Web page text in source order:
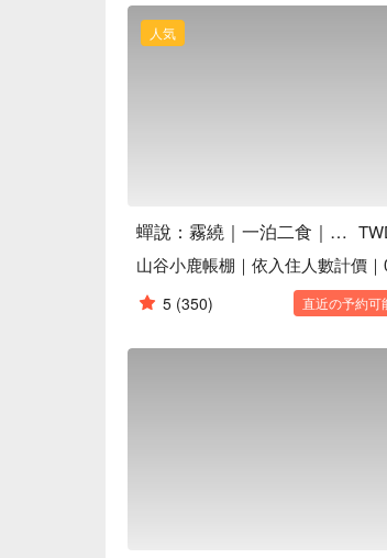
人気
蟬說：霧繞｜一泊二食｜寵物友善(部分房型)
5 (350) 直近の予約可